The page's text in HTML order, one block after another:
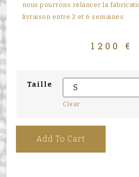
nous pourrons relancer la
livraison entre 2 et 6 semaines.
1200 €
Taille
Clear
Add To Cart